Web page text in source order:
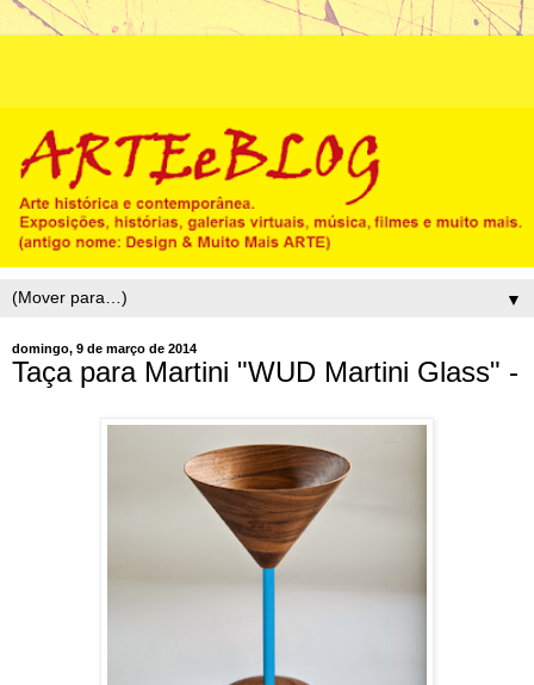
▼
domingo, 9 de março de 2014
Taça para Martini "WUD Martini Glass" -